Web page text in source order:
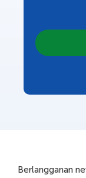
Berlangganan